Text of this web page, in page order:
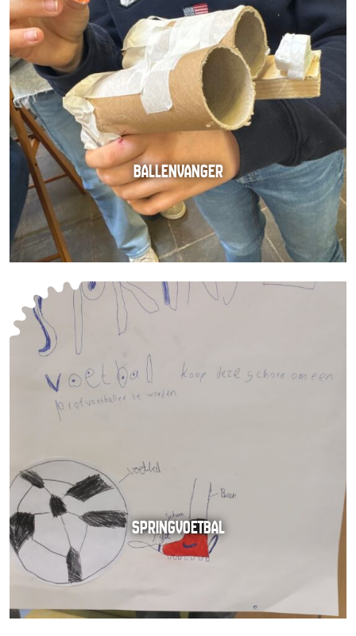
BALLENVANGER
SPRINGVOETBAL